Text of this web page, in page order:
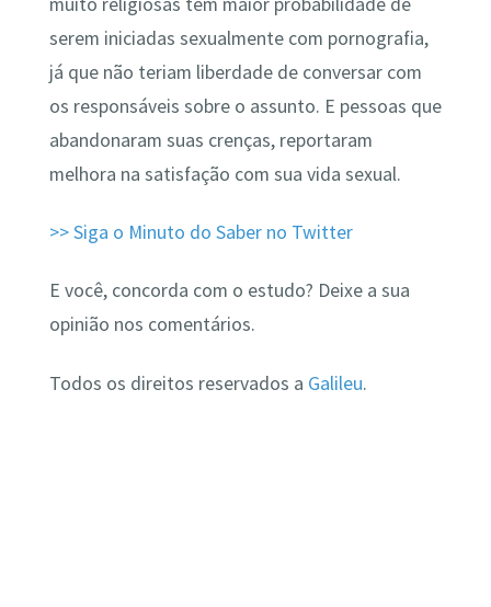
serem iniciadas sexualmente com pornografia,
já que não teriam liberdade de conversar com
os responsáveis sobre o assunto. E pessoas que
abandonaram suas crenças, reportaram
melhora na satisfação com sua vida sexual.
>> Siga o Minuto do Saber no Twitter
E você, concorda com o estudo? Deixe a sua
opinião nos comentários.
Todos os direitos reservados a Galileu.